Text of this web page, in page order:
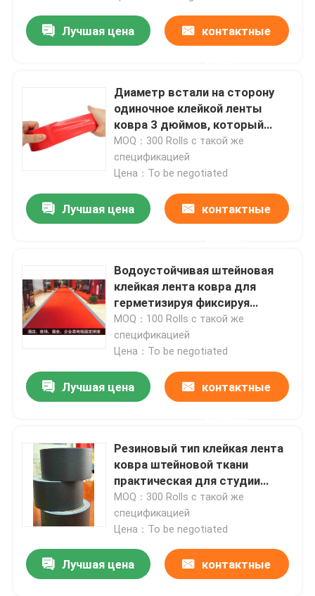
Лучшая цена контактные
Диаметр встали на сторону
одиночное клейкой ленты
ковра 3 дюймов, который
делает водостойким для
отладки
MOQ：300 Rolls с такой же
спецификацией
Цена：To be negotiated
Лучшая цена контактные
Водоустойчивая штейновая
клейкая лента ковра для
герметизируя фиксируя
ремонтировать
MOQ：100 Rolls с такой же
спецификацией
Цена：To be negotiated
Лучшая цена контактные
Резиновый тип клейкая лента
ковра штейновой ткани
практическая для студии
съемок
MOQ：300 Rolls с такой же
спецификацией
Цена：To be negotiated
Лучшая цена контактные